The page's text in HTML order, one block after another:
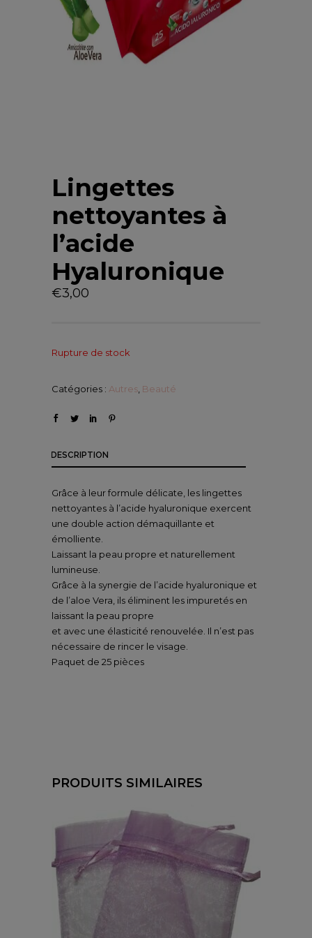
Lingettes
nettoyantes à
l’acide
Hyaluronique
€3,00
Rupture de stock
Catégories : Autres Beauté
DESCRIPTION
Grâce à leur formule délicate, les lingettes
nettoyantes à l’acide hyaluronique exercent
une double action démaquillante et
émolliente.
Laissant la peau propre et naturellement
lumineuse.
Grâce à la synergie de l’acide hyaluronique et
de l’aloe Vera, ils éliminent les impuretés en
laissant la peau propre
et avec une élasticité renouvelée. Il n’est pas
nécessaire de rincer le visage.
Paquet de 25 pièces
PRODUITS SIMILAIRES